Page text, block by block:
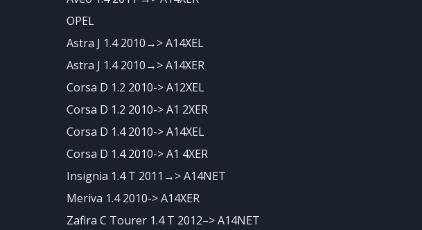
OPEL
Astra J 1.4 2010→> A14XEL
Astra J 1.4 2010→> A14XER
Corsa D 1.2 2010-> A12XEL
Corsa D 1.2 2010-> A1 2XER
Corsa D 1.4 2010-> A14XEL
Corsa D 1.4 2010-> A1 4XER
Insignia 1.4 T 2011→> A14NET
Meriva 1.4 2010-> A14XER
Zafira C Tourer 1.4 T 2012–> A14NET